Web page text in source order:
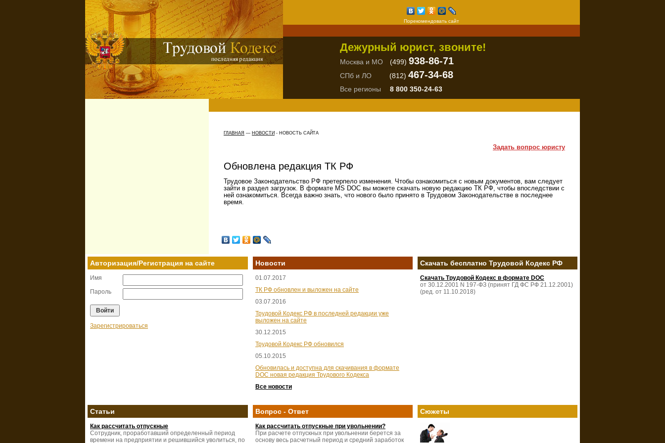
Порекомендовать сайт
Дежурный юрист, звоните!
Москва и МО (499) 938-86-71
СПб и ЛО (812) 467-34-68
Все регионы 8 800 350-24-63
ГЛАВНАЯ — НОВОСТИ - НОВОСТЬ САЙТА
Задать вопрос юристу
Обновлена редакция ТК РФ
Трудовое Законодательство РФ претерпело изменения. Чтобы ознакомиться с новым документов, вам следует
зайти в раздел загрузок. В формате MS DOC вы можете скачать новую редакцию ТК РФ, чтобы впоследствии с
ней ознакомиться. Всегда важно знать, что нового было принято в Трудовом Законодательстве в последнее
время.
Авторизация/Регистрация на сайте
Имя
Пароль
Зарегистрироваться
Новости
01.07.2017
ТК РФ обновлен и выложен на сайте
03.07.2016
Трудовой Кодекс РФ в последней редакции уже
выложен на сайте
30.12.2015
Трудовой Кодекс РФ обновился
05.10.2015
Обновилась и доступна для скачивания в формате
DOC новая редакция Трудового Кодекса
Все новости
Скачать бесплатно Трудовой Кодекс РФ
Скачать Трудовой Кодекс в формате DOC
от 30.12.2001 N 197-ФЗ (принят ГД ФС РФ 21.12.2001)
(ред. от 11.10.2018)
Статьи
Как рассчитать отпускные
Сотрудник, проработавший определенный период
времени на предприятии и решившийся уволиться, по
Вопрос - Ответ
Как рассчитать отпускные при увольнении?
При расчете отпускных при увольнении берется за
основу весь расчетный период и средний заработок
Сюжеты